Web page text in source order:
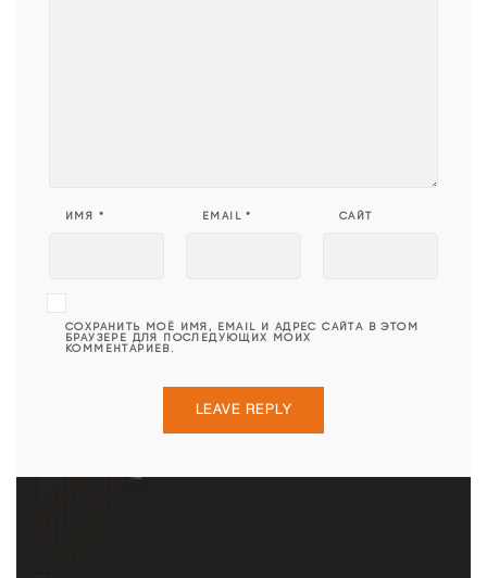
ИМЯ * EMAIL* САЙТ
СОХРАНИТЬ МОЁ ИМЯ, EMAIL И АДРЕС САЙТА В ЭТОМ
БРАУЗЕРЕ ДЛЯ ПОСЛЕДУЮЩИХ МОИХ
КОММЕНТАРИЕВ.